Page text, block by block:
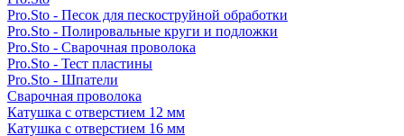
Pro.Sto - Песок для пескоструйной обработки
Pro.Sto - Полировальные круги и подложки
Pro.Sto - Сварочная проволока
Pro.Sto - Тест пластины
Pro.Sto - Шпатели
Сварочная проволока
Катушка с отверстием 12 мм
Катушка с отверстием 16 мм